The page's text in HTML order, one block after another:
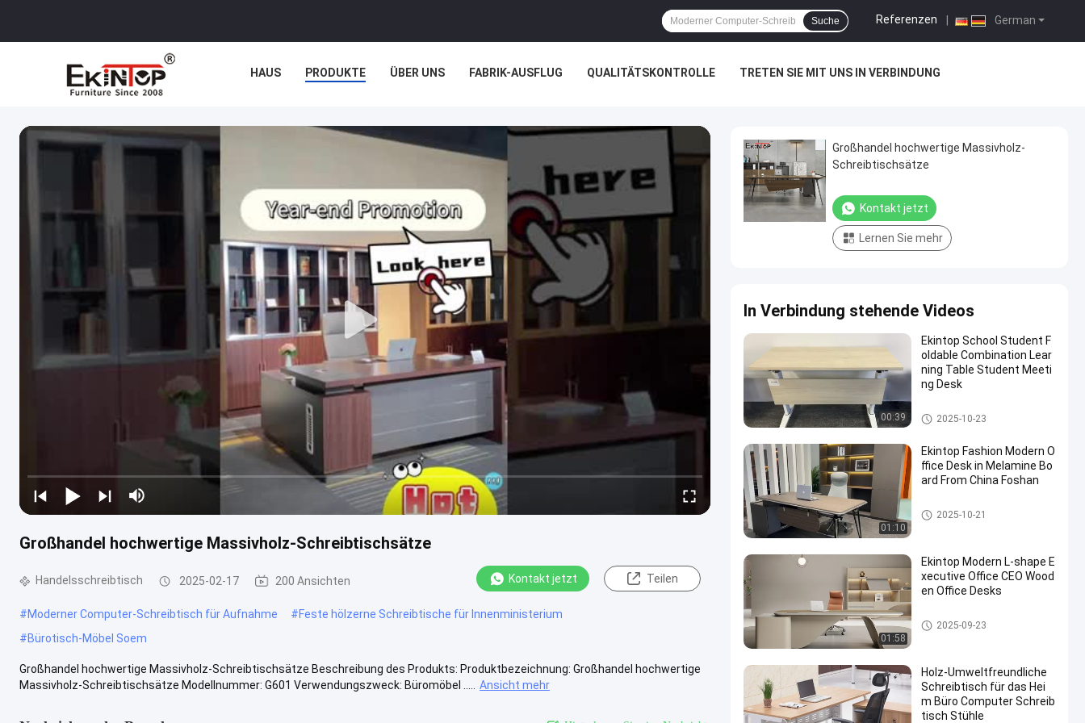
German
Referenzen
Suche
HAUS PRODUKTE ÜBER UNS FABRIK-AUSFLUG QUALITÄTSKONTROLLE TRETEN SIE MIT UNS IN VERBINDUNG
Großhandel hochwertige Massivholz-Schreibtischsätze
Handelsschreibtisch 2025-02-17 200 Ansichten Kontakt jetzt Teilen
#Moderner Computer-Schreibtisch für Aufnahme #Feste hölzerne Schreibtische für Innenministerium
#Bürotisch-Möbel Soem
Großhandel hochwertige Massivholz-Schreibtischsätze Beschreibung des Produkts: Produktbezeichnung: Großhandel hochwertige
Massivholz-Schreibtischsätze Modellnummer: G601 Verwendungszweck: Büromöbel .....
Ansicht mehr
Großhandel hochwertige Massivholz-
Schreibtischsätze
Kontakt jetzt
Lernen Sie mehr
In Verbindung stehende Videos
00:39
Ekintop School Student F
oldable Combination Lear
ning Table Student Meeti
ng Desk
Handelsschreibtisch
2025-10-23
01:10
Ekintop Fashion Modern O
ffice Desk in Melamine Bo
ard From China Foshan
Handelsschreibtisch
2025-10-21
01:58
Ekintop Modern L-shape E
xecutive Office CEO Wood
en Office Desks
Handelsschreibtisch
2025-09-23
Holz-Umweltfreundliche
Schreibtisch für das Hei
m Büro Computer Schreib
tisch Stühle